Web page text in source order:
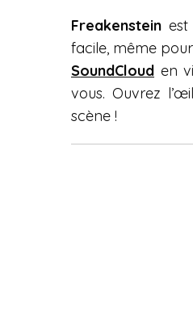
Freakenstein
facile, même
SoundCloud en
vous. Ouvrez
scène !